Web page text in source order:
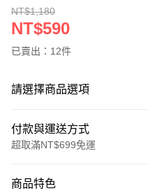
NT$1,180
NT$590
已賣出：12件
請選擇商品選項
付款與運送方式
超取滿NT$699免運
商品特色